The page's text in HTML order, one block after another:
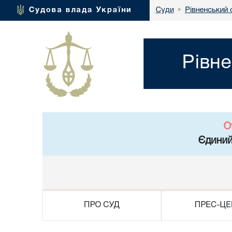
Судова влада України Суди • Рівненський
ПРО СУД ПРЕС-